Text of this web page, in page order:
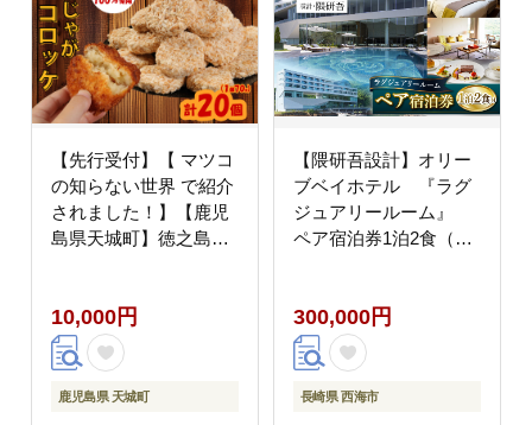
【先行受付】【 マツコ
の知らない世界 で紹介
されました！】【鹿児
島県天城町】徳之島産
ゃがいも 惣菜 おかず
BD-1-N
10,000円
鹿児島県 天城町
【隈研吾設計】オリー
ブベイホテル 『ラグ
ジュアリールーム』
ペア宿泊券1泊2食（夕
されました！
【CAU002】
300,000円
長崎県 西海市